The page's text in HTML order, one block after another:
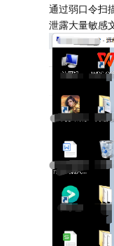
通过弱口令扫
泄露大量敏感